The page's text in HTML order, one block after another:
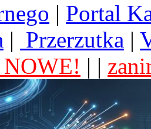
| Portal
| Przerzutka |
| |